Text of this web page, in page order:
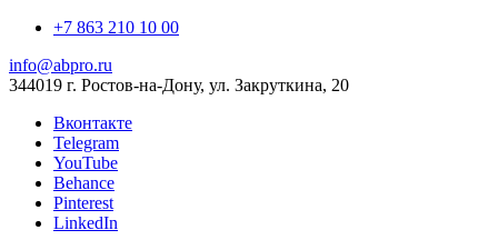
+7 863 210 10 00
info@abpro.ru
344019 г. Ростов-на-Дону, ул. Закруткина, 20
Вконтакте
Telegram
YouTube
Behance
Pinterest
LinkedIn